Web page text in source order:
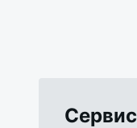
Сервис